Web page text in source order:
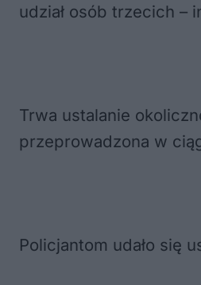
udział osób trzecich –
Trwa ustalanie
przeprowadzona w
Policjantom udało się